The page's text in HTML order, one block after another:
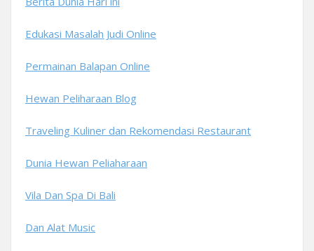
Edukasi Masalah Judi Online
Permainan Balapan Online
Hewan Peliharaan Blog
Traveling Kuliner dan Rekomendasi Restaurant
Dunia Hewan Peliaharaan
Vila Dan Spa Di Bali
Dan Alat Music